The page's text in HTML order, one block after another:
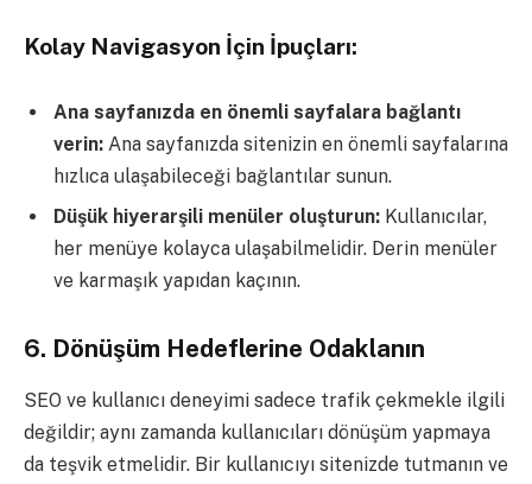
Kolay Navigasyon İçin İpuçları:
Ana sayfanızda en önemli sayfalara bağlantı
verin: Ana sayfanızda sitenizin en önemli sayfalarına
hızlıca ulaşabileceği bağlantılar sunun.
Düşük hiyerarşili menüler oluşturun: Kullanıcılar,
her menüye kolayca ulaşabilmelidir. Derin menüler
ve karmaşık yapıdan kaçının.
6. Dönüşüm Hedeflerine Odaklanın
SEO ve kullanıcı deneyimi sadece trafik çekmekle ilgili
değildir; aynı zamanda kullanıcıları dönüşüm yapmaya
da teşvik etmelidir. Bir kullanıcıyı sitenizde tutmanın ve